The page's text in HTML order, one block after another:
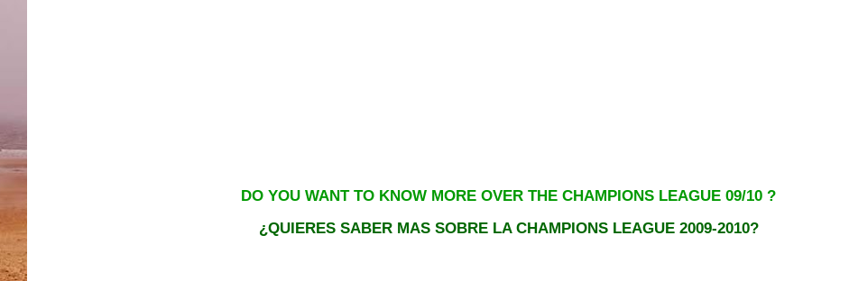
DO YOU WANT TO KNOW MORE OVER THE CHAMPIONS LEAGUE 09/10 ?
¿QUIERES SABER MAS SOBRE LA CHAMPIONS LEAGUE 2009-2010?